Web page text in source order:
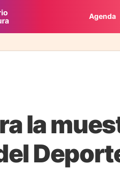
Agenda
la